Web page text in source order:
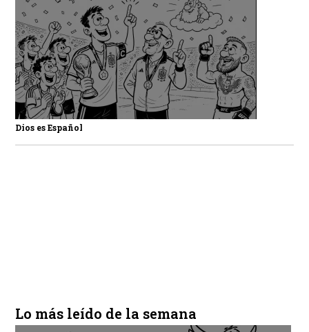
Dios es Español
Lo más leído de la semana